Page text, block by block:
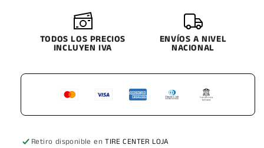
L200
A1518
TODOS LOS PRECIOS
INCLUYEN IVA
ENVÍOS A NIVEL
NACIONAL
Retiro disponible enTIRE CENTER LOJA